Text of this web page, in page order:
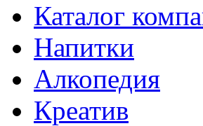
Каталог
Напитки
Алкопедия
Креатив